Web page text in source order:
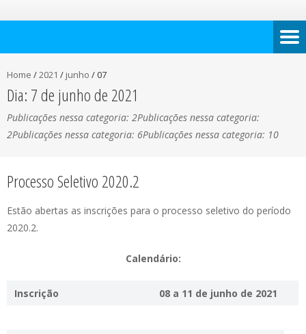
Home /2021 / junho /07
Dia: 7 de junho de 2021
Publicações nessa categoria: 2Publicações nessa categoria:
2Publicações nessa categoria: 6Publicações nessa categoria: 10
Processo Seletivo 2020.2
Estão abertas as inscrições para o processo seletivo do período
2020.2.
Calendário:
Inscrição 08 a 11 de junho de 2021